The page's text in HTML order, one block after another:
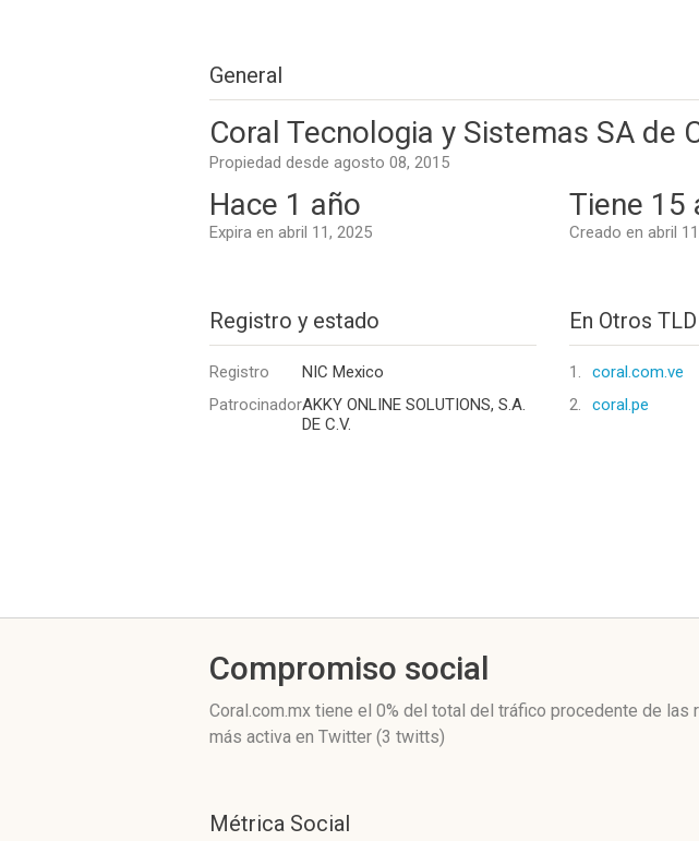
General
Coral Tecnologia y Sistemas SA de
Propiedad desde agosto 08, 2015
Hace 1 año
Expira en abril 11, 2025
Tiene 15
Creado en abril
Registro y estado
Registro
NIC Mexico
PatrocinadorAKKY ONLINE SOLUTIONS, S.A.
DE C.V.
En Otros TLD
1.
coral.com.ve
2.
coral.pe
Compromiso social
Coral.com.mx tiene el 0% del total del tráfico procedente de las
más activa en Twitter (3 twitts)
Métrica Social